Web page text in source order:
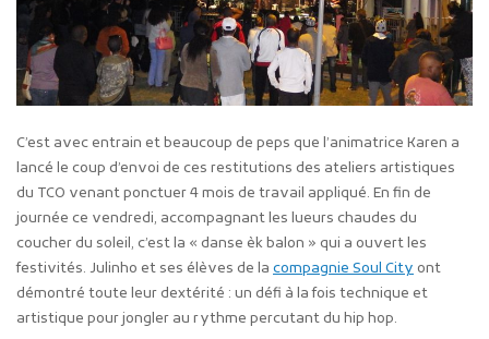
C’est avec entrain et beaucoup de peps que l’animatrice Karen a
lancé le coup d’envoi de ces restitutions des ateliers artistiques
du TCO venant ponctuer 4 mois de travail appliqué. En fin de
journée ce vendredi, accompagnant les lueurs chaudes du
coucher du soleil, c’est la « danse èk balon » qui a ouvert les
festivités. Julinho et ses élèves de la compagnie Soul City ont
démontré toute leur dextérité : un défi à la fois technique et
artistique pour jongler au rythme percutant du hip hop.